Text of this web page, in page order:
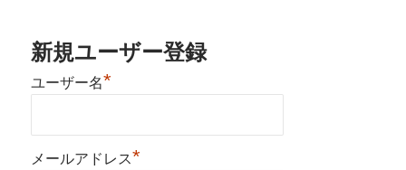
新規ユーザー登録
ユーザー名*
メールアドレス*